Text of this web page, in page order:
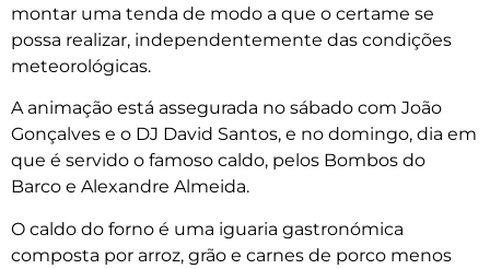
montar uma tenda de modo a que o certame se
possa realizar, independentemente das condições
meteorológicas.
A animação está assegurada no sábado com João
Gonçalves e o DJ David Santos, e no domingo, dia em
que é servido o famoso caldo, pelos Bombos do
Barco e Alexandre Almeida.
O caldo do forno é uma iguaria gastronómica
composta por arroz, grão e carnes de porco menos